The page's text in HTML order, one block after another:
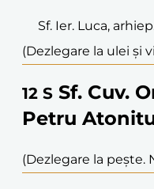
Sf. Ier. Luca,
(Dezlegare la ulei și
12 S Sf. Cuv.
Petru
(Dezlegare la pește.